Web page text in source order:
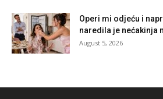
Operi mi odjeću i
naredila je nećakinja
August 5, 2026